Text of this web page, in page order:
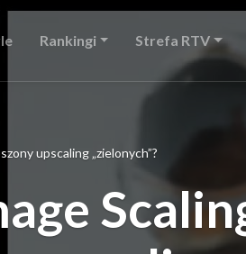
Rankingi Strefa RTV
upscaling „zielonych”?